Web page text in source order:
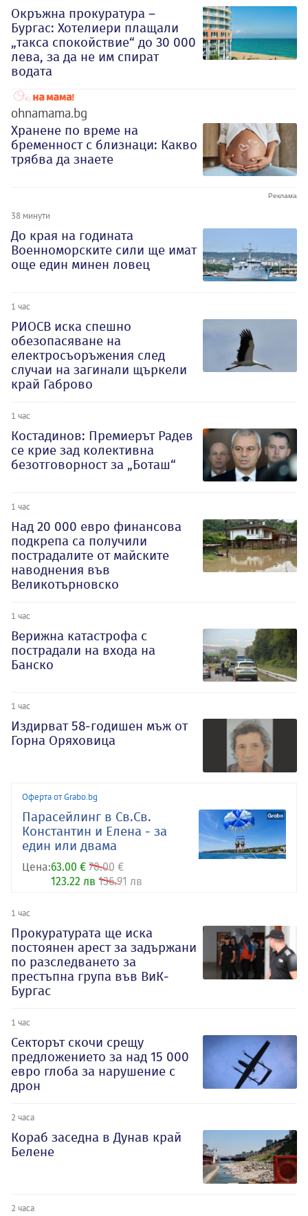
Окръжна прокуратура –
Бургас: Хотелиери плащали
„такса спокойствие“ до 30 000
лева, за да не им спират
водата
ohnamama.bg
Хранене по време на
бременност с близнаци: Какво
трябва да знаете
38 минути
До края на годината
Военноморските сили ще имат
още един минен ловец
1 час
РИОСВ иска спешно
обезопасяване на
електросъоръжения след
случаи на загинали щъркели
край Габрово
1 час
Костадинов: Премиерът Радев
се крие зад колективна
безотговорност за „Боташ“
1 час
Над 20 000 евро финансова
подкрепа са получили
пострадалите от майските
наводнения във
Великотърновско
1 час
Верижна катастрофа с
пострадали на входа на
Банско
1 час
Издирват 58-годишен мъж от
Горна Оряховица
Оферта от Grabo.bg
Парасейлинг в Св.Св.
Константин и Елена - за
един или двама
Цена:63.00 € 70.00 €
123.22 лв 136.91 лв
1 час
Прокуратурата ще иска
постоянен арест за задържани
по разследването за
престъпна група във ВиК-
Бургас
1 час
Секторът скочи срещу
предложението за над 15 000
евро глоба за нарушение с
дрон
2 часа
Кораб заседна в Дунав край
Белене
2 часа